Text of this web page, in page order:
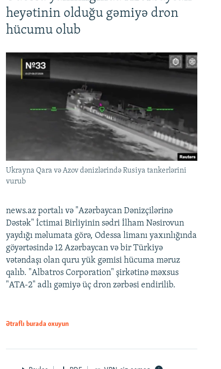
heyətinin olduğu gəmiyə dron
hücumu olub
Ukrayna Qara və Azov dənizlərində Rusiya tankerlərini
vurub
news.az portalı və "Azərbaycan Dənizçilərinə
Dəstək" İctimai Birliyinin sədri İlham Nəsirovun
yaydığı məlumata görə, Odessa limanı yaxınlığında
göyərtəsində 12 Azərbaycan və bir Türkiyə
vətəndaşı olan quru yük gəmisi hücuma məruz
qalıb. "Albatros Corporation" şirkətinə məxsus
"ATA-2" adlı gəmiyə üç dron zərbəsi endirilib.
Ətraflı burada oxuyun